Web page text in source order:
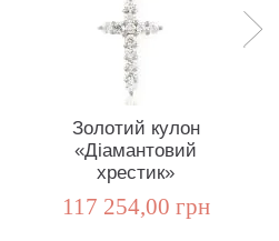
Золотий кулон
«Діамантовий
хрестик»
117 254,00 грн